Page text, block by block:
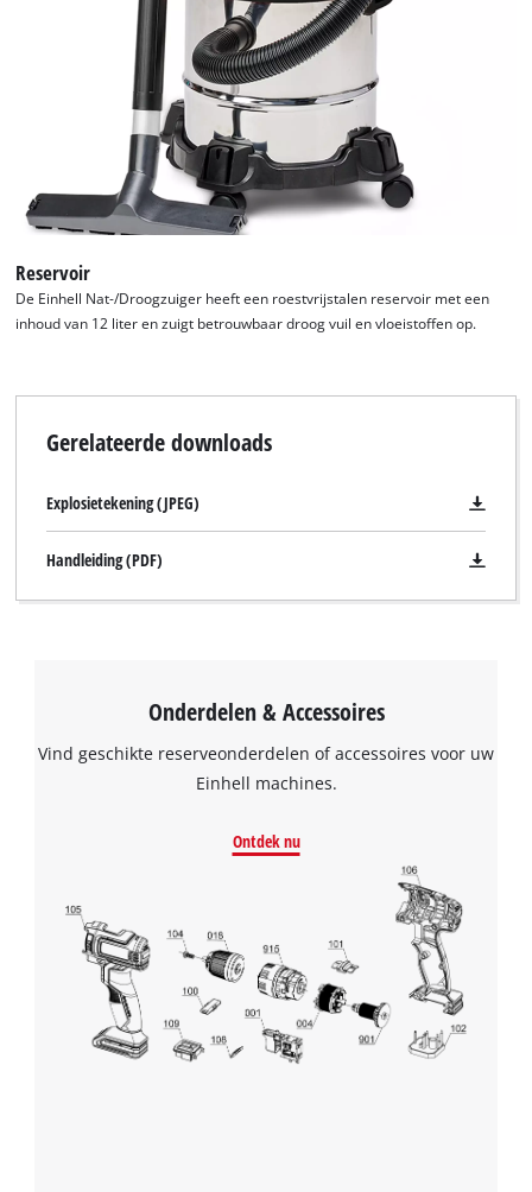
Reservoir
De Einhell Nat-/Droogzuiger heeft een roestvrijstalen reservoir met een
inhoud van 12 liter en zuigt betrouwbaar droog vuil en vloeistoffen op.
Gerelateerde downloads
Explosietekening (JPEG)
Handleiding (PDF)
Onderdelen & Accessoires
Vind geschikte reserveonderdelen of accessoires voor uw
Einhell machines.
Ontdek nu